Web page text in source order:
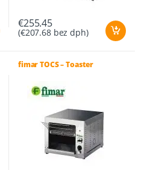
€255.45
(€207.68bez dph)
fimar TOCS – Toaster